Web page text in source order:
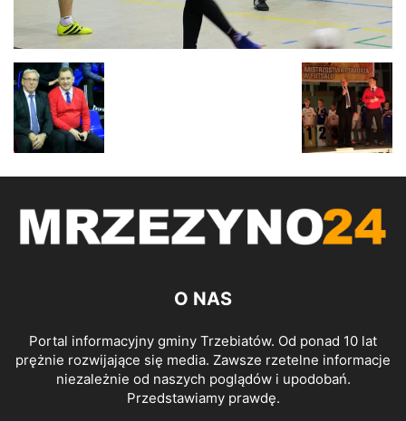
O NAS
Portal informacyjny gminy Trzebiatów. Od ponad 10 lat
prężnie rozwijające się media. Zawsze rzetelne informacje
niezależnie od naszych poglądów i upodobań.
Przedstawiamy prawdę.